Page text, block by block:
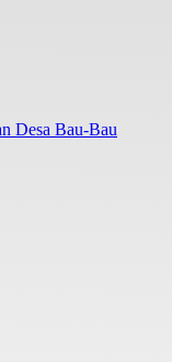
Desa Bau-Bau